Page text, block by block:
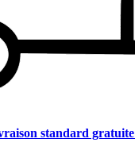
standard gratuite